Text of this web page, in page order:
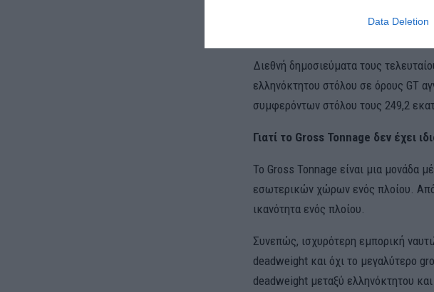
Data Deletion
αφορά τη χωρητικότητα σε gt.
Διεθνή δημοσιεύματα τους
ελληνόκτητου στόλου σε όρους GT
συμφερόντων στόλου τους 249,2
Γιατί το Gross Tonnage δεν έχει
Το Gross Tonnage είναι μια μονάδα
εσωτερικών χώρων ενός πλοίου.
ικανότητα ενός πλοίου.
Συνεπώς, ισχυρότερη εμπορική
deadweight και όχι το μεγαλύτερο
deadweight μεταξύ ελληνόκτητου